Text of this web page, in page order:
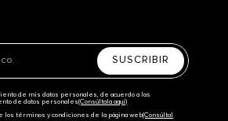
SUSCRIBIR
de mis datos personales, de acuerdo a las
de datos personales‎(Consúltala aquí)
los términos y condiciones de la página web‎(Consúltal